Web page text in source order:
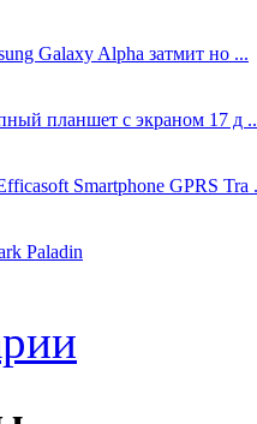
Galaxy Alpha затмит но ...
планшет с экраном 17 д
Smartphone GPRS Tra
Paladin